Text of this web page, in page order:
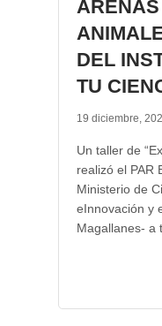
DEL
TU
19 diciembre,
Un taller de
realizó el PAR
Ministerio de
eInnovación y
Magallanes- a